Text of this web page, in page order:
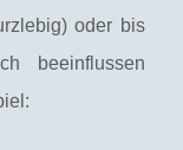
oder bis
beeinflussen